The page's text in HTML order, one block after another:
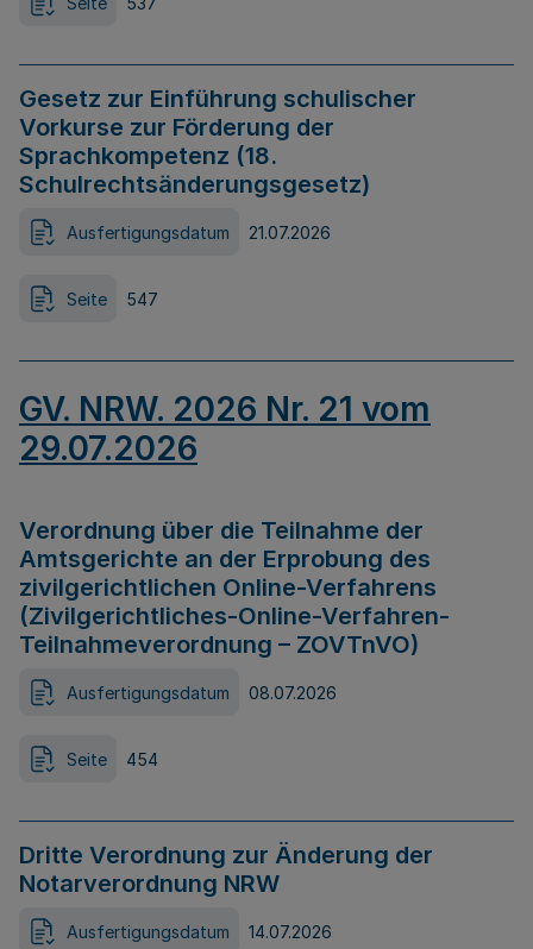
Gesetz zur Einführung schulischer
Vorkurse zur Förderung der
Sprachkompetenz (18.
Schulrechtsänderungsgesetz)
Ausfertigungsdatum 21.07.2026
Seite 547
GV. NRW. 2026 Nr. 21 vom
29.07.2026
Verordnung über die Teilnahme der
Amtsgerichte an der Erprobung des
zivilgerichtlichen Online-Verfahrens
(Zivilgerichtliches-Online-Verfahren-
Teilnahmeverordnung – ZOVTnVO)
Ausfertigungsdatum 08.07.2026
Seite 454
Dritte Verordnung zur Änderung der
Notarverordnung NRW
Ausfertigungsdatum 14.07.2026